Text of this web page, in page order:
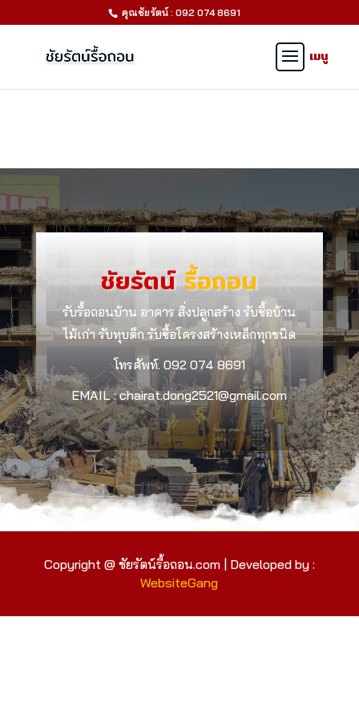
คุณชัยรัตน์ : 092 074 8691
ชัยรัตน์รื้อถอน
รับรื้อถอนบ้าน อาคาร สิ่งปลูกสร้าง รับซื้อบ้าน
ไม้เก่า รับทุบตึก รับซื้อโครงสร้างเหล็กทุกชนิด
โทรศัพท์. 092 074 8691
EMAIL : chairat.dong2521@gmail.com
Copyright @ ชัยรัตน์รื้อถอน.com | Developed by :
WebsiteGang